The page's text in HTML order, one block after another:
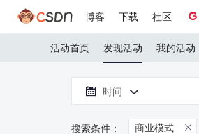
博客 下载 社区
活动首页 发现活动 我的活动
 时间 
商业模式 